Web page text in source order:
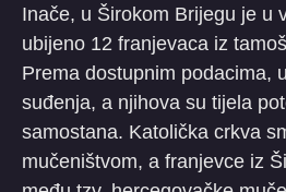
Inače, u Širokom Brijegu je u
ubijeno 12 franjevaca iz
Prema dostupnim podacima,
suđenja, a njihova su tijela
samostana. Katolička crkva
mučeništvom, a franjevce iz